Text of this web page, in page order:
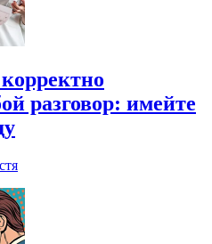
разговор: имейте